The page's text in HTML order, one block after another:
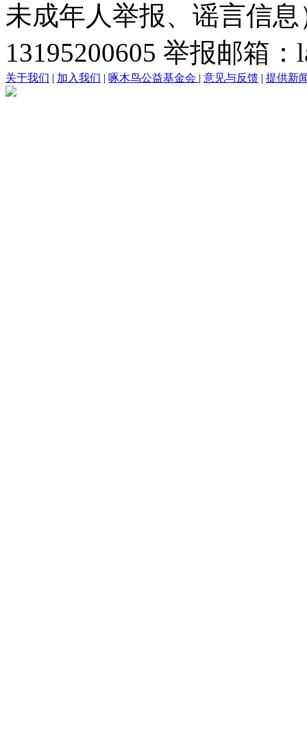
未成年人举报、谣言信
13195200605 举报邮箱
关于我们 | 加入我们 | 啄木鸟公益基金会 | 意见与反馈 | 提供新